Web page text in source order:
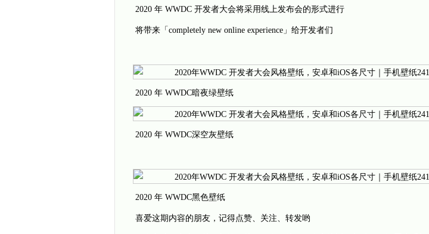
2020 年 WWDC 开发者大会将采用线上发布会的形式进行
将带来「completely new online experience」给开发者们
2020 年 WWDC暗夜绿壁纸
2020 年 WWDC深空灰壁纸
2020 年 WWDC黑色壁纸
喜爱这期内容的朋友，记得点赞、关注、转发哟